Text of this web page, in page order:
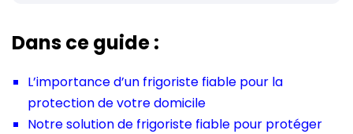
Dans ce guide :
L’importance d’un frigoriste fiable pour la
protection de votre domicile
Notre solution de frigoriste fiable pour protéger